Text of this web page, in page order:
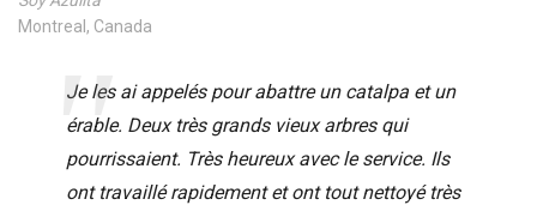
Montreal, Canada
Je les ai appelés pour abattre un catalpa et un
érable. Deux très grands vieux arbres qui
pourrissaient. Très heureux avec le service. Ils
ont travaillé rapidement et ont tout nettoyé très